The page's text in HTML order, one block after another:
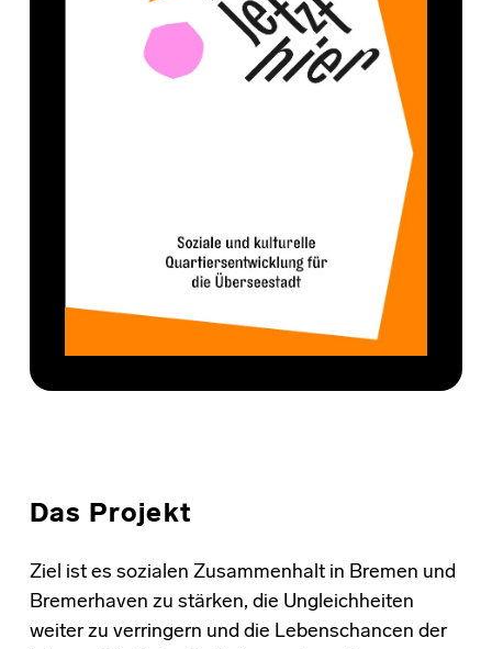
Das Projekt
Ziel ist es sozialen Zusammenhalt in Bremen und
Bremerhaven zu stärken, die Ungleichheiten
weiter zu verringern und die Lebenschancen der